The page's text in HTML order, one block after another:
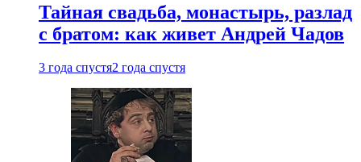
Тайная свадьба, монастырь, разлад
с братом: как живет Андрей Чадов
3 года спустя2 года спустя